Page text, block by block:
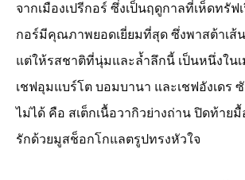
จากเมืองเปรีกอร์ ซึ่งเป็นฤดูกาลที่เห็ดทรัฟ
กอร์มีคุณภาพยอดเยี่ยมที่สุด ซึ่งพาสต้าเส้น
แต่ให้รสชาติที่นุ่มและล้ำลึกนี้ เป็นหนึ่งใน
เชฟอุมแบร์โต บอมบานา และเชฟอังเดร
ไม่ได้ คือ สเต็กเนื้อวากิวย่างถ่าน ปิดท้าย
รักด้วยมูสช็อกโกแลตรูปทรงหัวใจ